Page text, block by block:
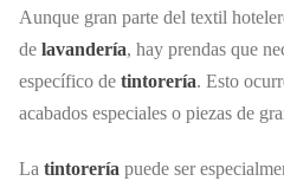
Aunque gran parte del textil
de lavandería, hay prendas que
específico de tintorería. Esto
acabados especiales o piezas de
La tintorería puede ser